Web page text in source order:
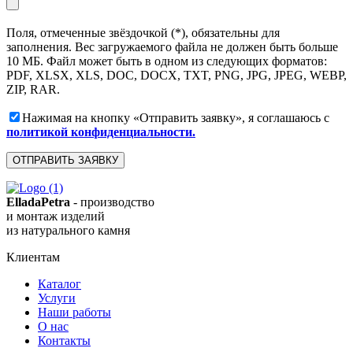
Поля, отмеченные звёздочкой (*), обязательны для
заполнения. Вес загружаемого файла не должен быть больше
10 МБ. Файл может быть в одном из следующих форматов:
PDF, XLSX, XLS, DOC, DOCX, TXT, PNG, JPG, JPEG, WEBP,
ZIP, RAR.
Нажимая на кнопку «Отправить заявку», я соглашаюсь с
политикой конфиденциальности.
ElladaPetra - производство
и монтаж изделий
из натурального камня
Клиентам
Каталог
Услуги
Наши работы
О нас
Контакты